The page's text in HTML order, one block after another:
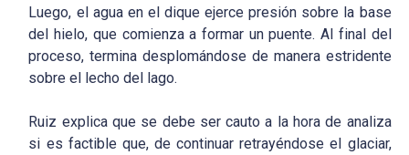
Luego, el agua en el dique ejerce presión sobre la base
del hielo, que comienza a formar un puente. Al final del
proceso, termina desplomándose de manera estridente
sobre el lecho del lago.
Ruiz explica que se debe ser cauto a la hora de analiza
si es factible que, de continuar retrayéndose el glaciar,